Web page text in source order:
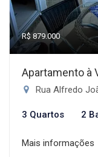
R$ 879.000
Apartamento à
Rua Alfredo
3 Quartos 2
Mais informações